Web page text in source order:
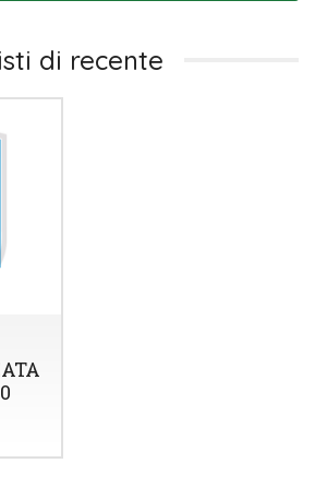
di recente